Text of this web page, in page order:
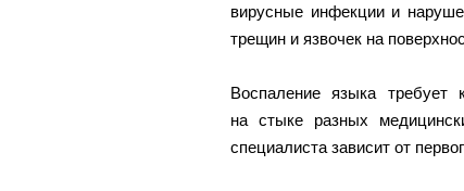
вирусные инфекции и
трещин и язвочек на
Воспаление языка требует
на стыке разных
специалиста зависит от